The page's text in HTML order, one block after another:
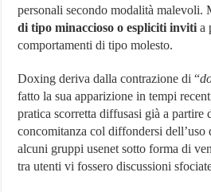
personali secondo modalità malevoli.
di tipo minaccioso o espliciti inviti a
comportamenti di tipo molesto.
Doxing deriva dalla contrazione di “
fatto la sua apparizione in tempi
pratica scorretta diffusasi già a partire
concomitanza col diffondersi dell’uso
alcuni gruppi usenet sotto forma di
tra utenti vi fossero discussioni